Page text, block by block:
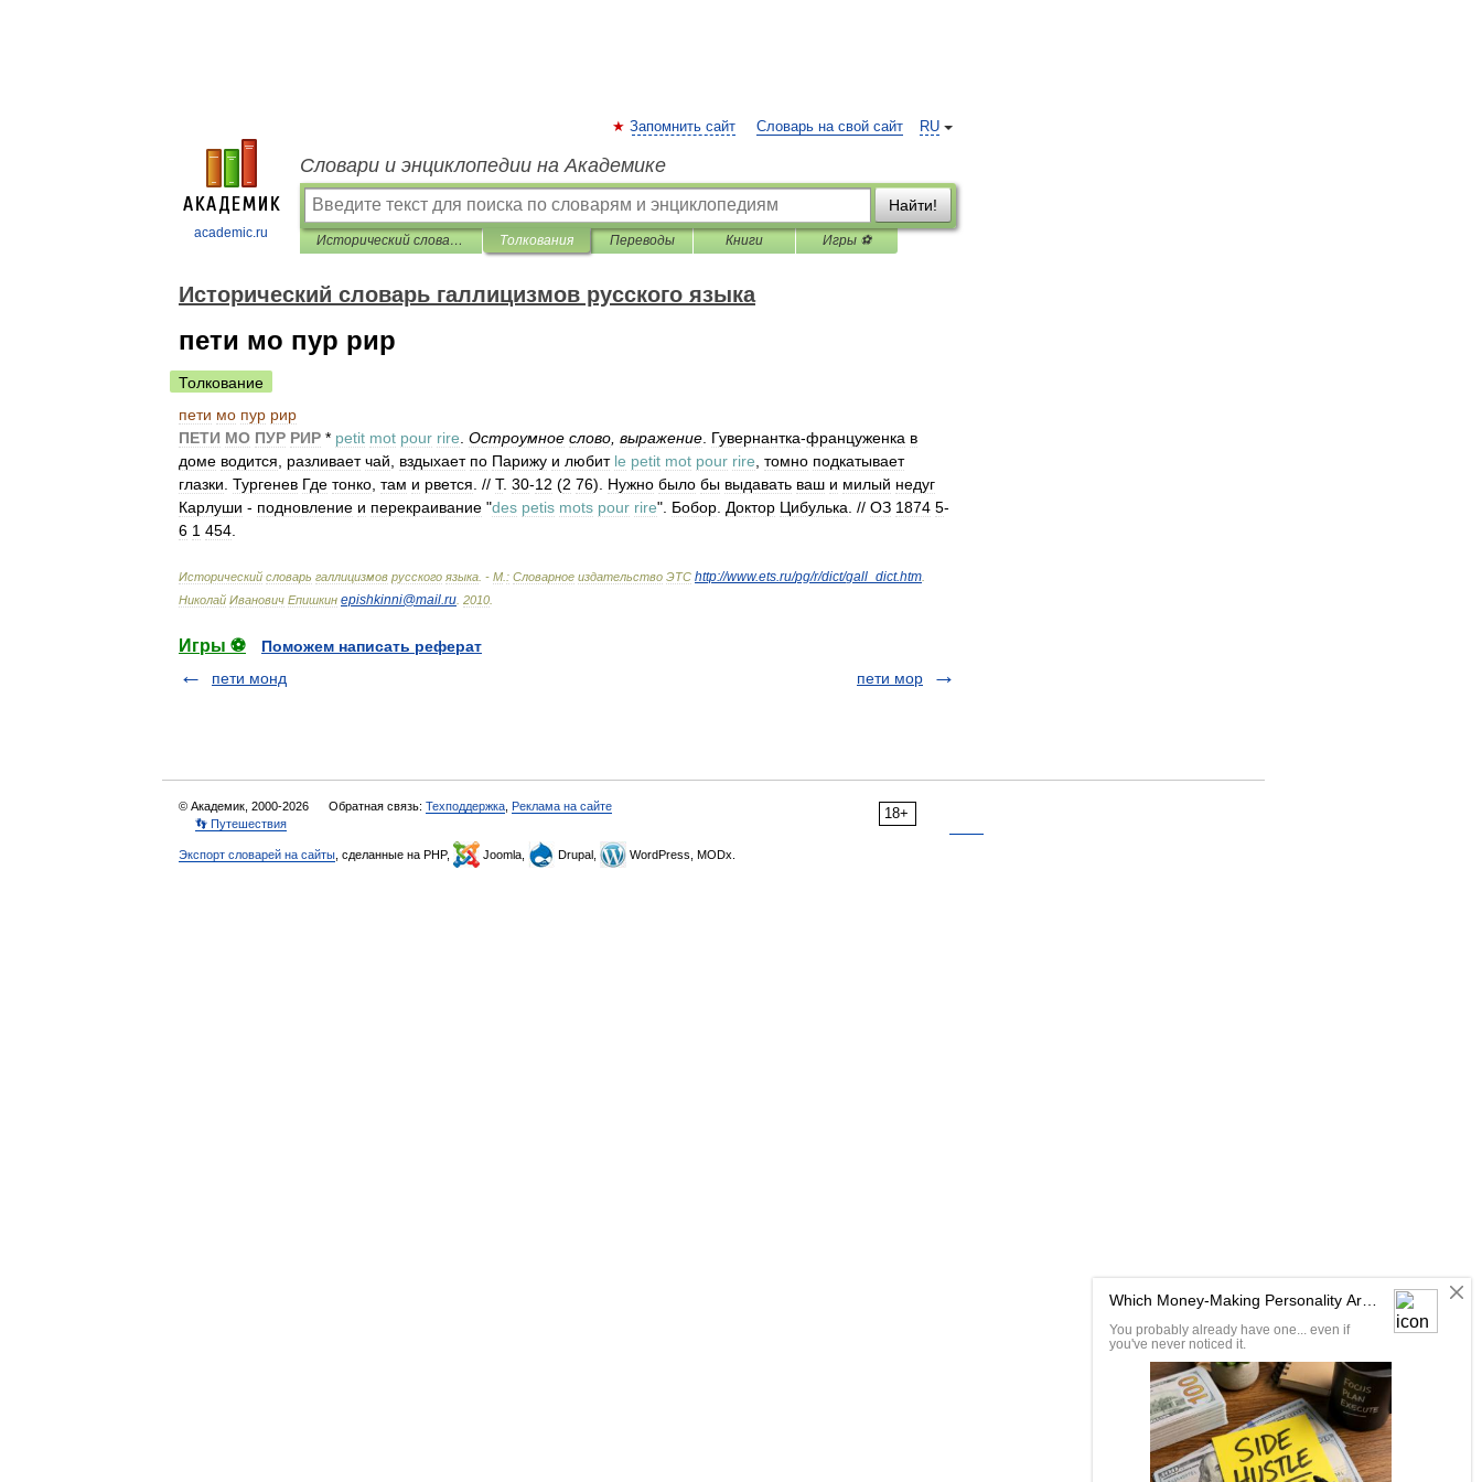
academic.ru
RU
Запомнить сайт Словарь на свой сайт
Словари и энциклопедии на Академике
Найти!
Исторический словарь галлицизмов русского языка Толкования Переводы Книги Игры ⚽
Исторический словарь галлицизмов русского языка
пети мо пур рир
Толкование
пети мо пур рир
ПЕТИ МО ПУР РИР * petit mot pour rire Остроумное слово выражение Гувернантка-француженка в
доме водится разливает чай вздыхает по Парижу и любит le petit mot pour rire томно подкатывает
глазки Тургенев Где тонко там и рвется . // Т. 30-12 (2 76). Нужно было бы выдавать ваш и милый недуг
Карлуши - подновление и перекраивание "des petis mots pour rire". Бобор Доктор Цибулька . // ОЗ 1874 5-
6 1 454
Исторический словарь галлицизмов русского языка . - М : Словарное издательство ЭТС http://www.ets.ru/pg/r/dict/gall dict.htm
Николай Иванович Епишкин epishkinni@mail.ru 2010
Игры ⚽
Поможем написать реферат
пети монд
пети мор
18+
© Академик, 2000-2026 Обратная связь: Техподдержка Реклама на сайте
👣 Путешествия
Экспорт словарей на сайты , сделанные на PHP, Joomla, Drupal, WordPress, MODx.